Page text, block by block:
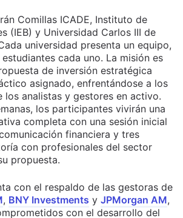
Comillas ICADE, Instituto de
(IEB) y Universidad Carlos III de
universidad presenta un equipo,
cada uno. La misión es
de inversión estratégica
asignado, enfrentándose a los
los analistas y gestores en activo.
los participantes vivirán una
completa con una sesión inicial
financiera y tres
con profesionales del sector
propuesta.
con el respaldo de las gestoras de
, BNY Investments y JPMorgan AM,
con el desarrollo del